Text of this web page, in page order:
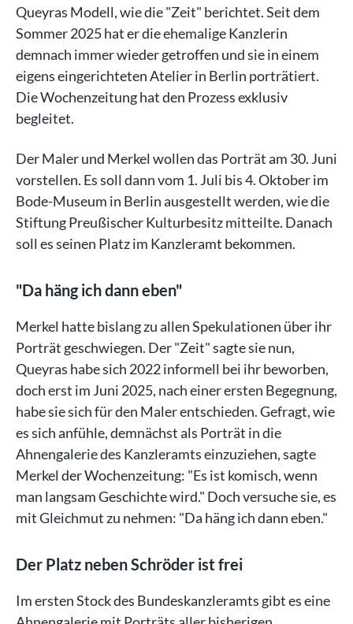
Queyras Modell, wie die "Zeit" berichtet. Seit dem
Sommer 2025 hat er die ehemalige Kanzlerin
demnach immer wieder getroffen und sie in einem
eigens eingerichteten Atelier in Berlin porträtiert.
Die Wochenzeitung hat den Prozess exklusiv
begleitet.
Der Maler und Merkel wollen das Porträt am 30. Juni
vorstellen. Es soll dann vom 1. Juli bis 4. Oktober im
Bode-Museum in Berlin ausgestellt werden, wie die
Stiftung Preußischer Kulturbesitz mitteilte. Danach
soll es seinen Platz im Kanzleramt bekommen.
"Da häng ich dann eben"
Merkel hatte bislang zu allen Spekulationen über ihr
Porträt geschwiegen. Der "Zeit" sagte sie nun,
Queyras habe sich 2022 informell bei ihr beworben,
doch erst im Juni 2025, nach einer ersten Begegnung,
habe sie sich für den Maler entschieden. Gefragt, wie
es sich anfühle, demnächst als Porträt in die
Ahnengalerie des Kanzleramts einzuziehen, sagte
Merkel der Wochenzeitung: "Es ist komisch, wenn
man langsam Geschichte wird." Doch versuche sie, es
mit Gleichmut zu nehmen: "Da häng ich dann eben."
Der Platz neben Schröder ist frei
Im ersten Stock des Bundeskanzleramts gibt es eine